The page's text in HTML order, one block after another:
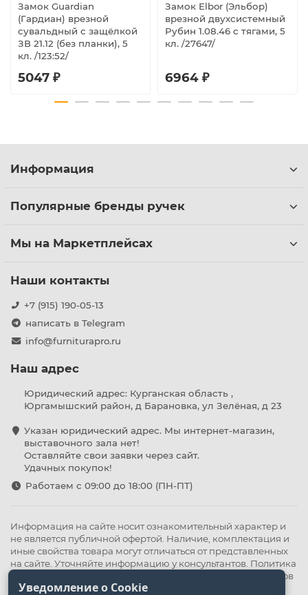
Замок Guardian
(Гардиан) врезной
сувальдный с защёлкой
ЗВ 21.12 (без планки), 5
кл. /123:52/
5047 ₽
Замок Elbor (Эльбор)
врезной двухсистемный
Рубин 1.08.46 с тягами, 5
кл. /27647/
6964 ₽
Информация
Популярные бренды ручек
Мы на Маркетплейсах
Наши контакты
+7 (915) 190-05-13
написать в Telegram
info@furniturapro.ru
Наш адрес
Юридический адрес: Курганская область ,
Юргамышский район, д Барановка, ул Зелёная, д 23
Указан юридический адрес. Мы интернет-магазин,
выставочного зала нет!
Оставляйте свои заявки через сайт.
Удачных покупок!
Работаем с 09:00 до 18:00 (ПН-ПТ)
Информация на сайте носит ознакомительный характер и
не является публичной офертой. Наличие, комплектация и
иные свойства товара могут отличаться от представленных
на сайте. Уточняйте информацию у консультантов. Политика
Политика обработки файлов
cookie
Уведомление о Cookie